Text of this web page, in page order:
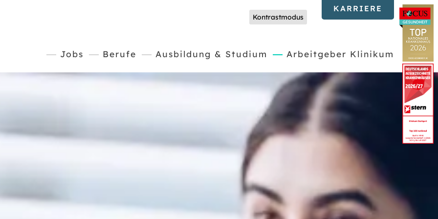
Kontrastmodus
KARRIERE
Jobs Berufe Ausbildung & Studium Arbeitgeber Klinikum
(current)